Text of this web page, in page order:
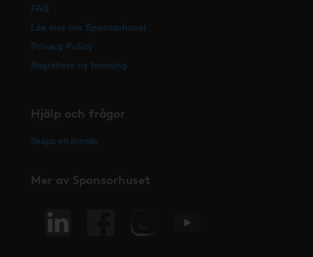
FAQ
Läs mer om Sponsorhuset
Privacy Policy
Registrera ny förening
Hjälp och frågor
Skapa ett ärende
Mer av Sponsorhuset